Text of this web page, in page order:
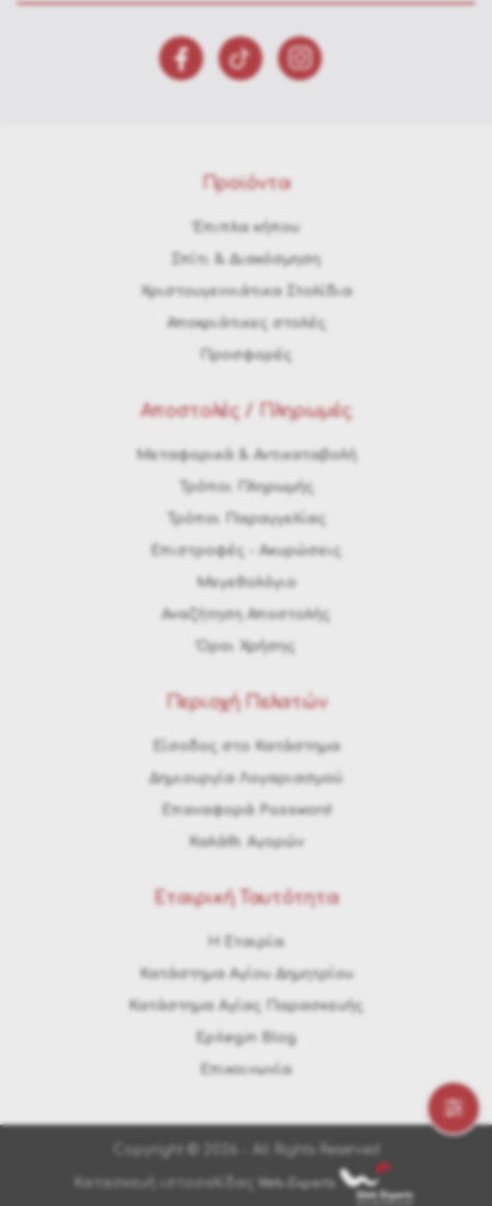
Προϊόντα
Έπιπλα κήπου
Σπίτι & Διακόσμηση
Χριστουγεννιάτικα Στολίδια
Αποκριάτικες στολές
Προσφορές
Αποστολές / Πληρωμές
Μεταφορικά & Αντικαταβολή
Τρόποι Πληρωμής
Τρόποι Παραγγελίας
Eπιστροφές - Ακυρώσεις
Μεγεθολόγιο
Αναζήτηση Αποστολής
Όροι Χρήσης
Περιοχή Πελατών
Είσοδος στο Κατάστημα
Δημιουργία Λογαριασμού
Επαναφορά Password
Καλάθι Αγορών
Εταιρική Ταυτότητα
H Εταιρία
Κατάστημα Αγίου Δημητρίου
Κατάστημα Αγίας Παρασκευής
Epilegin Blog
Επικοινωνία
Copyright © 2026 - All Rights Reserved
Κατασκευή ιστοσελίδας Web-Experts